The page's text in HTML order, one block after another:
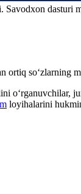
dasturi
so‘zlarning
o‘rganuvchilar,
loyihalarini